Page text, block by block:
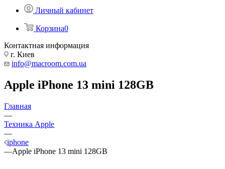
Личный кабинет
Корзина0
Контактная информация
г. Киев
info@macroom.com.ua
Apple iPhone 13 mini 128GB
Главная
—
Техника Apple
—
iphone
—Apple iPhone 13 mini 128GB